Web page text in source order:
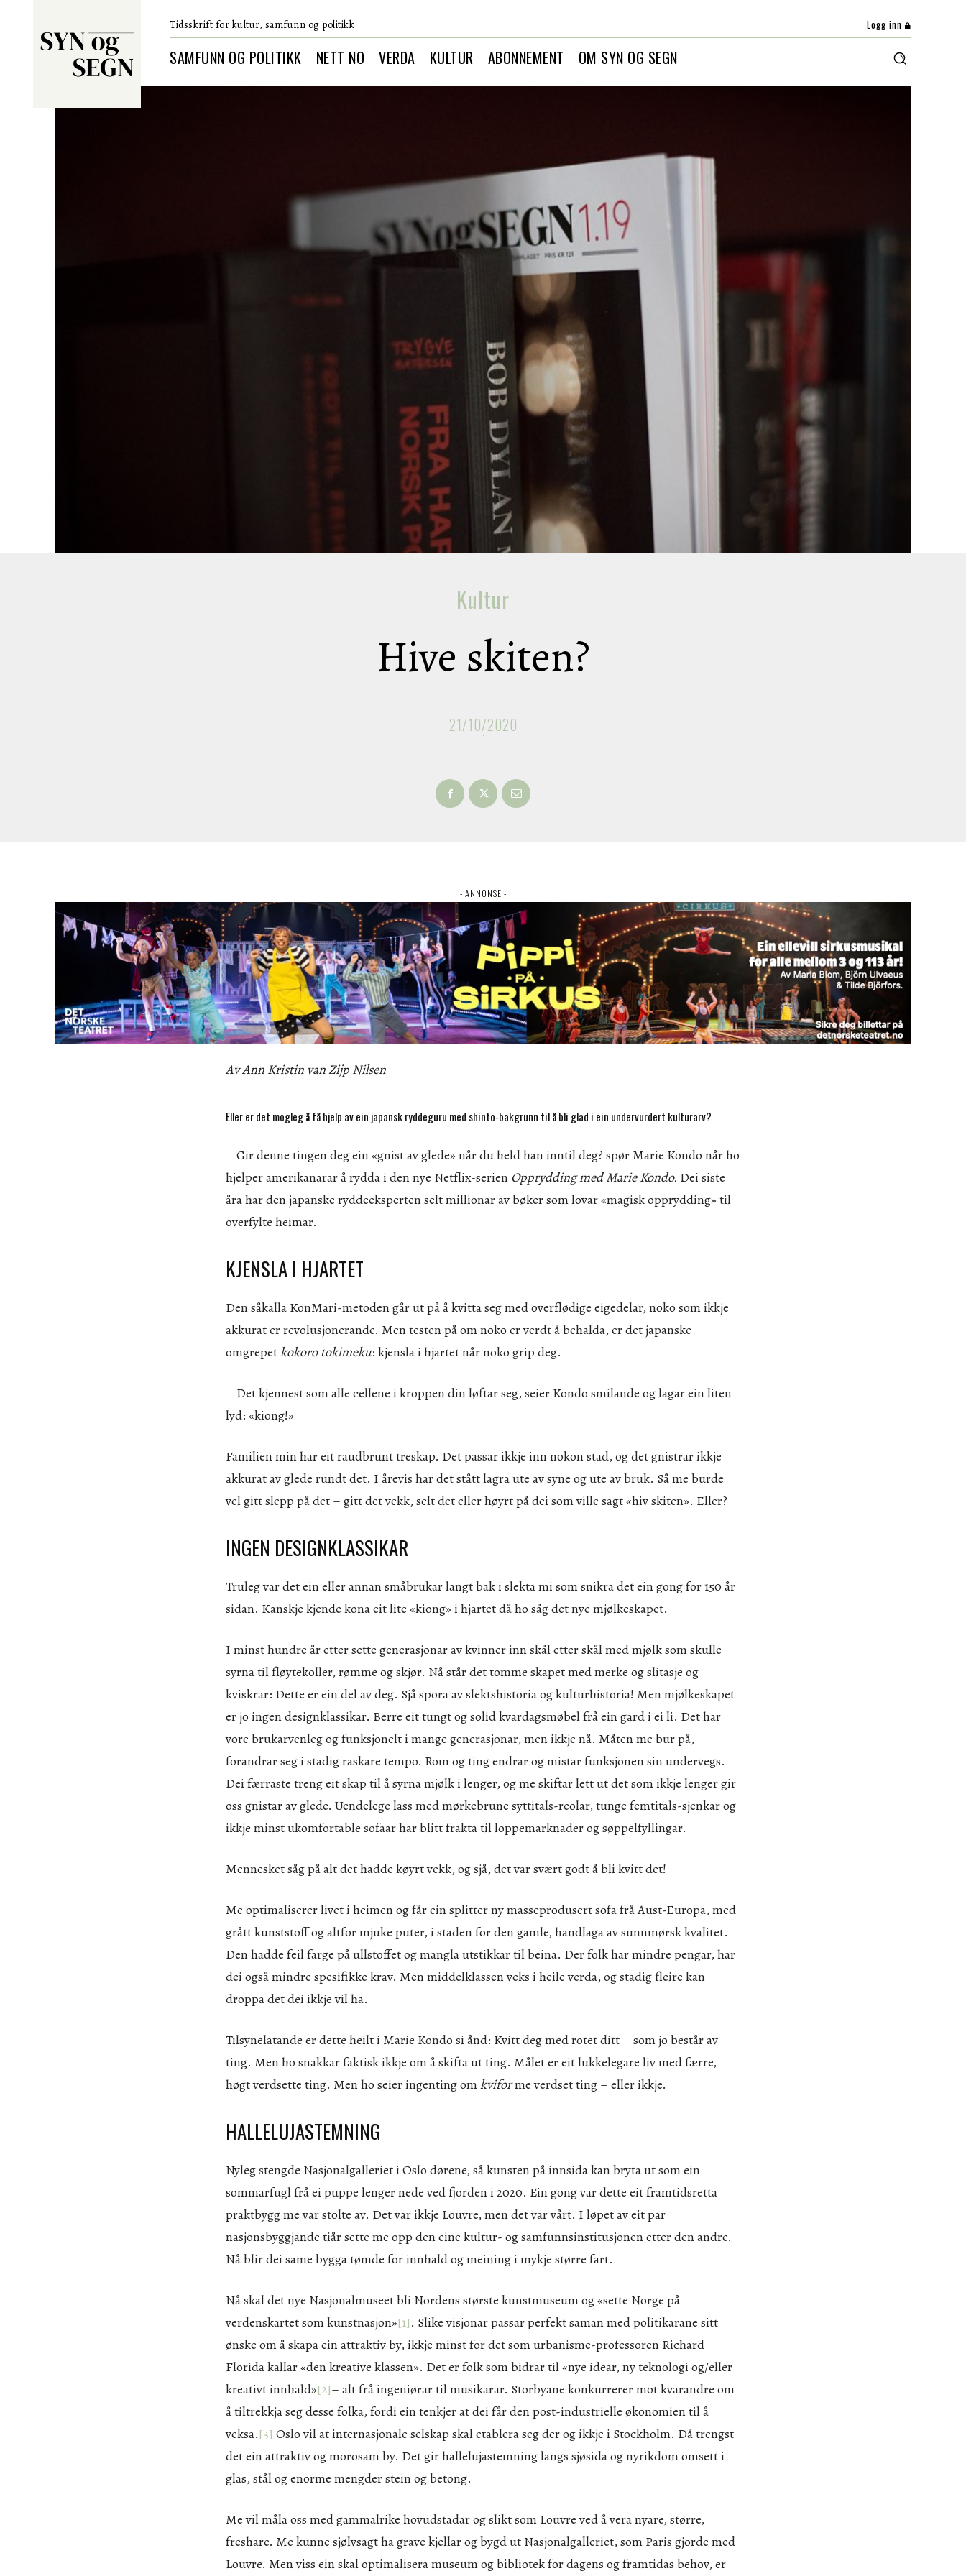
Logg inn
Tidsskrift for kultur, samfunn og politikk
SAMFUNN OG POLITIKK NETT NO VERDA KULTUR ABONNEMENT OM SYN OG SEGN
Kultur
Hive skiten?
21/10/2020
- ANNONSE -
Av Ann Kristin van Zijp Nilsen
Eller er det mogleg å få hjelp av ein japansk ryddeguru med shinto-bakgrunn til å bli glad i ein undervurdert kulturarv?
– Gir denne tingen deg ein «gnist av glede» når du held han inntil deg? spør Marie Kondo når ho
hjelper amerikanarar å rydda i den nye Netflix-serien Opprydding med Marie Kondo. Dei siste
åra har den japanske ryddeeksperten selt millionar av bøker som lovar «magisk opprydding» til
overfylte heimar.
KJENSLA I HJARTET
Den såkalla KonMari-metoden går ut på å kvitta seg med overflødige eigedelar, noko som ikkje
akkurat er revolusjonerande. Men testen på om noko er verdt å behalda, er det japanske
omgrepetkokoro tokimeku: kjensla i hjartet når noko grip deg.
– Det kjennest som alle cellene i kroppen din løftar seg, seier Kondo smilande og lagar ein liten
lyd: «kiong!»
Familien min har eit raudbrunt treskap. Det passar ikkje inn nokon stad, og det gnistrar ikkje
akkurat av glede rundt det. I årevis har det stått lagra ute av syne og ute av bruk. Så me burde
vel gitt slepp på det – gitt det vekk, selt det eller høyrt på dei som ville sagt «hiv skiten». Eller?
INGEN DESIGNKLASSIKAR
Truleg var det ein eller annan småbrukar langt bak i slekta mi som snikra det ein gong for 150 år
sidan. Kanskje kjende kona eit lite «kiong» i hjartet då ho såg det nye mjølkeskapet.
I minst hundre år etter sette generasjonar av kvinner inn skål etter skål med mjølk som skulle
syrna til fløytekoller, rømme og skjør. Nå står det tomme skapet med merke og slitasje og
kviskrar: Dette er ein del av deg. Sjå spora av slektshistoria og kulturhistoria! Men mjølkeskapet
er jo ingen designklassikar. Berre eit tungt og solid kvardagsmøbel frå ein gard i ei li. Det har
vore brukarvenleg og funksjonelt i mange generasjonar, men ikkje nå. Måten me bur på,
forandrar seg i stadig raskare tempo. Rom og ting endrar og mistar funksjonen sin undervegs.
Dei færraste treng eit skap til å syrna mjølk i lenger, og me skiftar lett ut det som ikkje lenger gir
oss gnistar av glede. Uendelege lass med mørkebrune syttitals-reolar, tunge femtitals-sjenkar og
ikkje minst ukomfortable sofaar har blitt frakta til loppemarknader og søppelfyllingar.
Mennesket såg på alt det hadde køyrt vekk, og sjå, det var svært godt å bli kvitt det!
Me optimaliserer livet i heimen og får ein splitter ny masseprodusert sofa frå Aust-Europa, med
grått kunststoff og altfor mjuke puter, i staden for den gamle, handlaga av sunnmørsk kvalitet.
Den hadde feil farge på ullstoffet og mangla utstikkar til beina. Der folk har mindre pengar, har
dei også mindre spesifikke krav. Men middelklassen veks i heile verda, og stadig fleire kan
droppa det dei ikkje vil ha.
Tilsynelatande er dette heilt i Marie Kondo si ånd: Kvitt deg med rotet ditt – som jo består av
ting. Men ho snakkar faktisk ikkje om å skifta ut ting. Målet er eit lukkelegare liv med færre,
høgt verdsette ting. Men ho seier ingenting omkviforme verdset ting – eller ikkje.
HALLELUJASTEMNING
Nyleg stengde Nasjonalgalleriet i Oslo dørene, så kunsten på innsida kan bryta ut som ein
sommarfugl frå ei puppe lenger nede ved fjorden i 2020. Ein gong var dette eit framtidsretta
praktbygg me var stolte av. Det var ikkje Louvre, men det var vårt. I løpet av eit par
nasjonsbyggjande tiår sette me opp den eine kultur- og samfunnsinstitusjonen etter den andre.
Nå blir dei same bygga tømde for innhald og meining i mykje større fart.
Nå skal det nye Nasjonalmuseet bli Nordens største kunstmuseum og «sette Norge på
verdenskartet som kunstnasjon»[1]. Slike visjonar passar perfekt saman med politikarane sitt
ønske om å skapa ein attraktiv by, ikkje minst for det som urbanisme-professoren Richard
Florida kallar «den kreative klassen». Det er folk som bidrar til «nye idear, ny teknologi og/eller
kreativt innhald»[2]– alt frå ingeniørar til musikarar. Storbyane konkurrerer mot kvarandre om
å tiltrekkja seg desse folka, fordi ein tenkjer at dei får den post-industrielle økonomien til å
veksa.[3] Oslo vil at internasjonale selskap skal etablera seg der og ikkje i Stockholm. Då trengst
det ein attraktiv og morosam by. Det gir hallelujastemning langs sjøsida og nyrikdom omsett i
glas, stål og enorme mengder stein og betong.
Me vil måla oss med gammalrike hovudstadar og slikt som Louvre ved å vera nyare, større,
freshare. Me kunne sjølvsagt ha grave kjellar og bygd ut Nasjonalgalleriet, som Paris gjorde med
Louvre. Men viss ein skal optimalisera museum og bibliotek for dagens og framtidas behov, er